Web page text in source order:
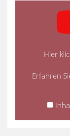
Hier
Erfahren